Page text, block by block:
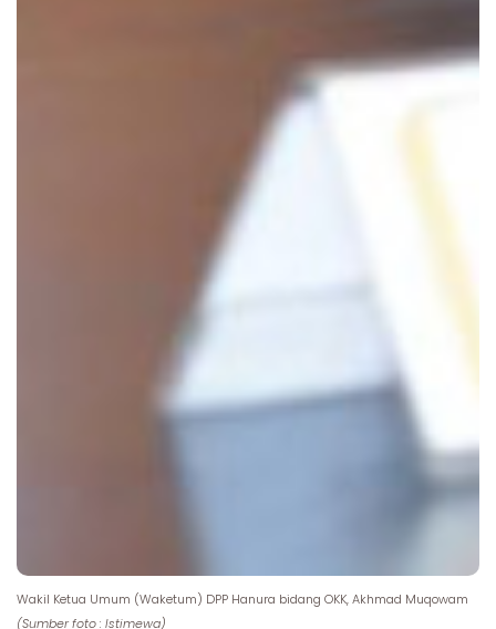
Wakil Ketua Umum (Waketum) DPP Hanura bidang OKK, Akhmad Muqowam
(Sumber foto : Istimewa)